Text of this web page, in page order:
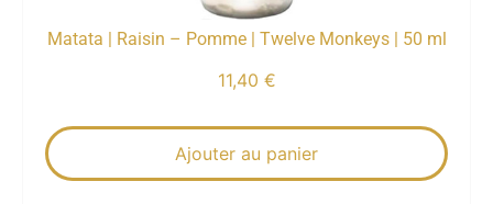
Matata | Raisin – Pomme | Twelve Monkeys | 50 ml
11,40 €
Ajouter au panier